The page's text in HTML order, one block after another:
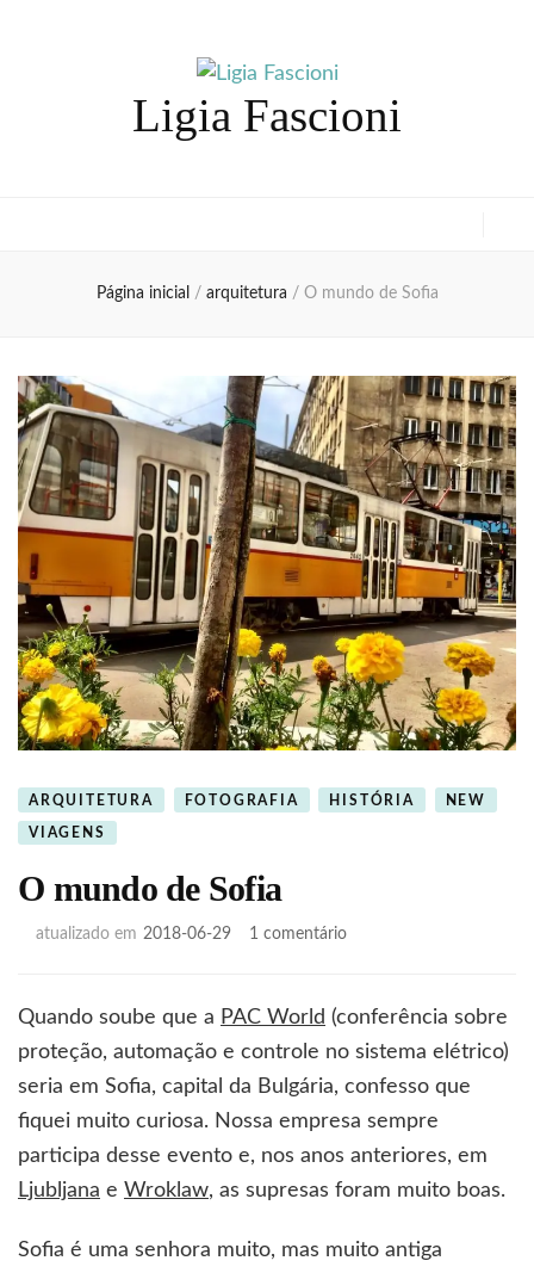
Ligia Fascioni
Página inicial / arquitetura / O mundo de Sofia
ARQUITETURA FOTOGRAFIA HISTÓRIA NEW
VIAGENS
O mundo de Sofia
atualizado em 2018-06-29 1 comentárioem
Quando soube que a PAC World (conferência sobre
proteção, automação e controle no sistema elétrico)
seria em Sofia, capital da Bulgária, confesso que
fiquei muito curiosa. Nossa empresa sempre
participa desse evento e, nos anos anteriores, em
Ljubljana e Wroklaw, as supresas foram muito boas.
Sofia é uma senhora muito, mas muito antiga